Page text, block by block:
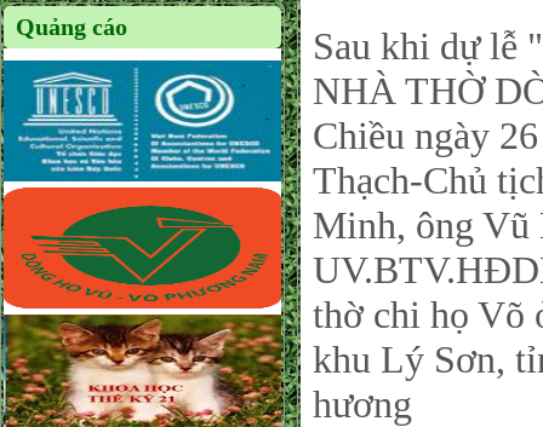
Quảng cáo
Sau khi dự
NHÀ THỜ
Chiều ngày
Thạch-Chủ
Minh, ông Vũ
thờ chi họ Võ
khu Lý Sơn,
hương